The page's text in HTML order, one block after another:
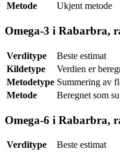
Metode
Ukjent metode
Omega-3 i Rabarbra,
Verditype
Beste estimat
Kildetype
Verdien er
Metodetype Summering av
Metode
Beregnet som
Omega-6 i Rabarbra,
Verditype
Beste estimat